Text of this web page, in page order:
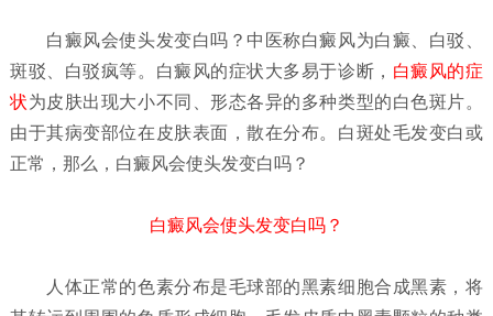
白癜风会使头发变白吗？ 中医称白癜风为白癜、白驳、
斑驳、白驳疯等。白癜风的症状大多易于诊断， 白癜风的症
状为皮肤出现大小不同、形态各异的多种类型的白色斑片。
由于其病变部位在皮肤表面，散在分布。白斑处毛发变白或
正常，那么，白癜风会使头发变白吗？
白癜风会使头发变白吗？
人体正常的色素分布是毛球部的黑素细胞合成黑素，将